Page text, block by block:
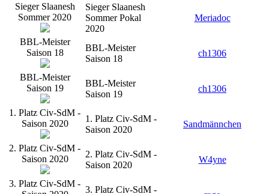
Sieger Slaanesh
Sommer 2020
Sieger Slaanesh
Sommer Pokal
2020
Meriadoc
BBL-Meister
Saison 18
BBL-Meister
Saison 18
ch1306
BBL-Meister
Saison 19
BBL-Meister
Saison 19
ch1306
1. Platz Civ-SdM -
Saison 2020
1. Platz Civ-SdM -
Saison 2020
Sandmännchen
2. Platz Civ-SdM -
Saison 2020
2. Platz Civ-SdM -
Saison 2020
W4yne
3. Platz Civ-SdM -
3. Platz Civ-SdM -